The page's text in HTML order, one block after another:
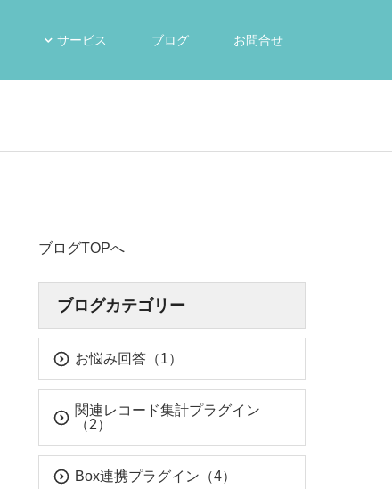
サービス ブログ お問合せ
ブログTOPへ
ブログカテゴリー
お悩み回答（1）
関連レコード集計プラグイン
（2）
Box連携プラグイン（4）